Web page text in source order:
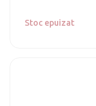
Stoc epuizat